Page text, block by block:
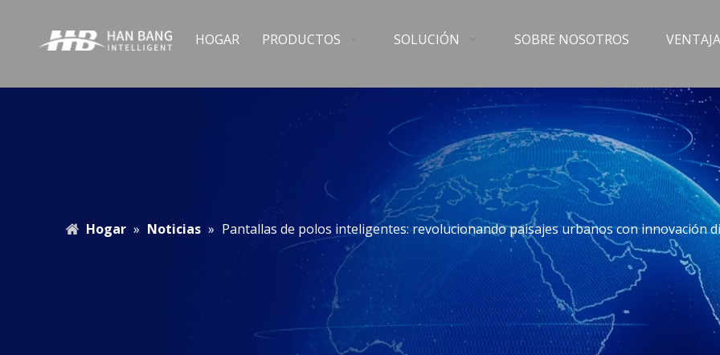
HOGAR PRODUCTOS SOLUCIÓN SOBRE NOSOTROS
Hogar » Noticias » Pantallas de polos inteligentes: revolucionando paisajes urbanos con innovación